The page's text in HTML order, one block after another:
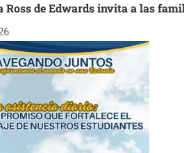
Ross de Edwards invita a las